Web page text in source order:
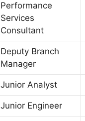
Performance
Services
Consultant
Deputy Branch
Manager
Junior Analyst
Junior Engineer